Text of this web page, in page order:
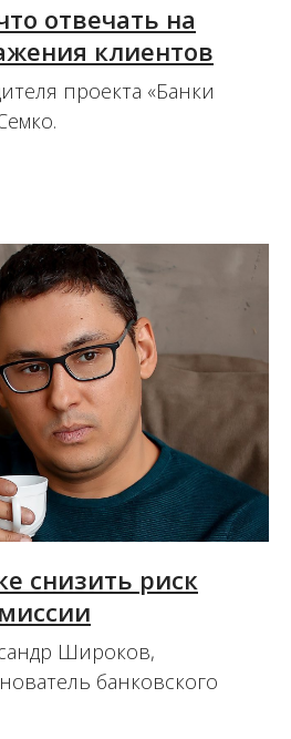
отвечать на
клиентов
проекта «Банки
снизить риск
Широков,
банковского